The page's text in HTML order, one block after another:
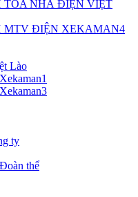
TÒA NHÀ ĐIỆN VIỆT
MTV ĐIỆN XEKAMAN4
Lào
ty
thể